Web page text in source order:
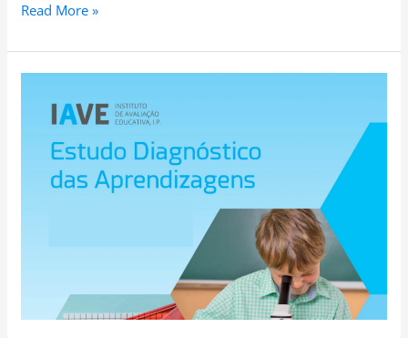
Read More »
2022/2023
Estudo
leitura